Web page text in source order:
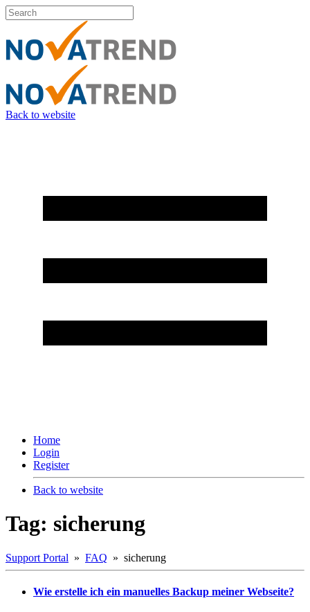
Back to website
Home
Login
Register
Back to website
Tag: sicherung
Support Portal » FAQ » sicherung
Wie erstelle ich ein manuelles Backup meiner Webseite?